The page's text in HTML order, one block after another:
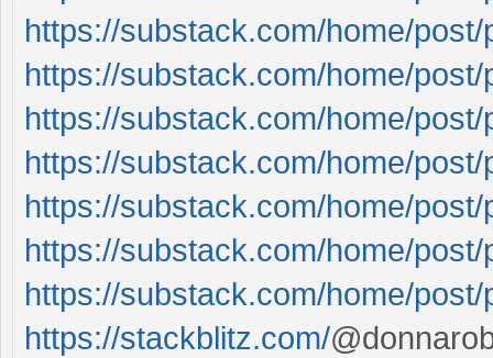
https://substack.com/home/
https://substack.com/home/
https://substack.com/home/
https://substack.com/home/
https://substack.com/home/
https://substack.com/home/
https://substack.com/home/post/
https://stackblitz.com/